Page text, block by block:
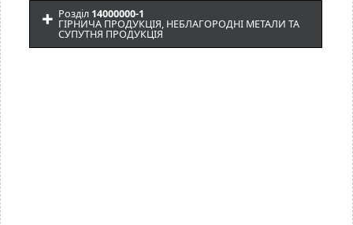
Розділ 14000000-1
ГІРНИЧА ПРОДУКЦІЯ, НЕБЛАГОРОДНІ МЕТАЛИ ТА
СУПУТНЯ ПРОДУКЦІЯ